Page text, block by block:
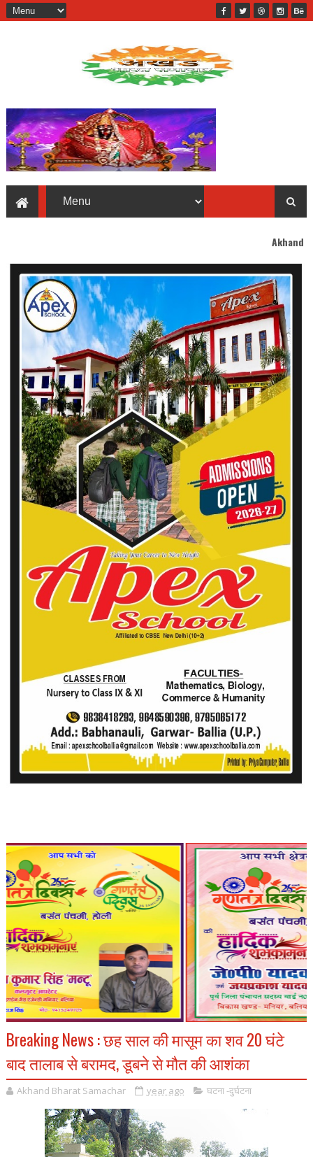
Akhand Bharat welcomes
Breaking News : छह साल की मासूम का शव 20 घंटे
बाद तालाब से बरामद, डूबने से मौत की आशंका
Akhand Bharat Samachar year ago घटना -दुर्घटना